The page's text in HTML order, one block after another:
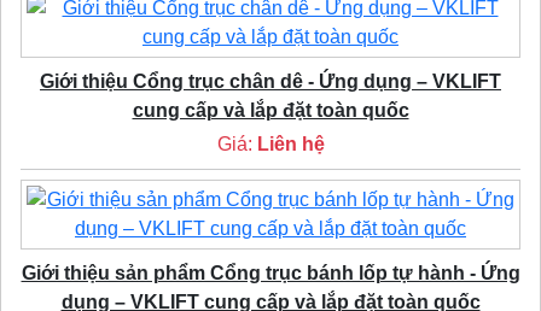
Giới thiệu Cổng trục chân dê - Ứng dụng – VKLIFT
cung cấp và lắp đặt toàn quốc
Giá: Liên hệ
Giới thiệu sản phẩm Cổng trục bánh lốp tự hành - Ứng
dụng – VKLIFT cung cấp và lắp đặt toàn quốc